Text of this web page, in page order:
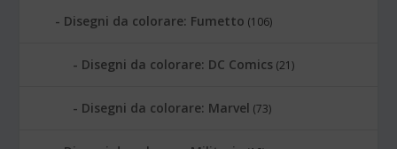
Disegni da colorare: Fumetto (106)
Disegni da colorare: DC Comics (21)
Disegni da colorare: Marvel (73)